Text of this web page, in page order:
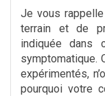
Je vous
terrain et de
indiquée dans
symptomatique.
expérimentés,
pourquoi votre